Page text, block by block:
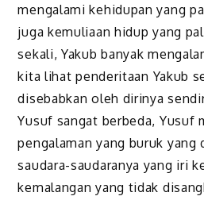
mengalami kehidupan yang
juga kemuliaan hidup yang
sekali, Yakub banyak
kita lihat penderitaan Yakub
disebabkan oleh dirinya
Yusuf sangat berbeda, Yusuf
pengalaman yang buruk yang
saudara-saudaranya yang iri
kemalangan yang tidak